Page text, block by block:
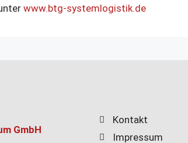
www.btg-systemlogistik.de
GmbH
Kontakt
Impressum